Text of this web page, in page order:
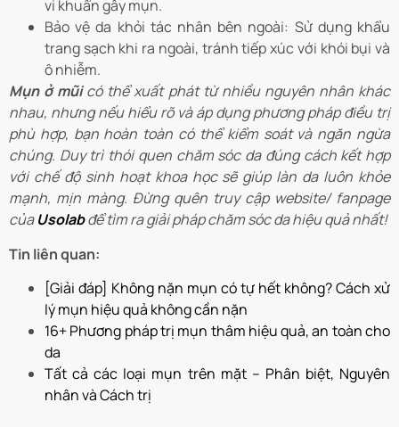
vi khuẩn gây mụn.
Bảo vệ da khỏi tác nhân bên ngoài: Sử dụng khẩu
trang sạch khi ra ngoài, tránh tiếp xúc với khói bụi và
ô nhiễm.
Mụn ở mũicó thể xuất phát từ nhiều nguyên nhân khác
nhau, nhưng nếu hiểu rõ và áp dụng phương pháp điều trị
phù hợp, bạn hoàn toàn có thể kiểm soát và ngăn ngừa
chúng. Duy trì thói quen chăm sóc da đúng cách kết hợp
với chế độ sinh hoạt khoa học sẽ giúp làn da luôn khỏe
mạnh, mịn màng. Đừng quên truy cập website/ fanpage
củaUsolabđể tìm ra giải pháp chăm sóc da hiệu quả nhất!
Tin liên quan:
[Giải đáp] Không nặn mụn có tự hết không? Cách xử
lý mụn hiệu quả không cần nặn
16+ Phương pháp trị mụn thâm hiệu quả, an toàn cho
da
Tất cả các loại mụn trên mặt – Phân biệt, Nguyên
nhân và Cách trị